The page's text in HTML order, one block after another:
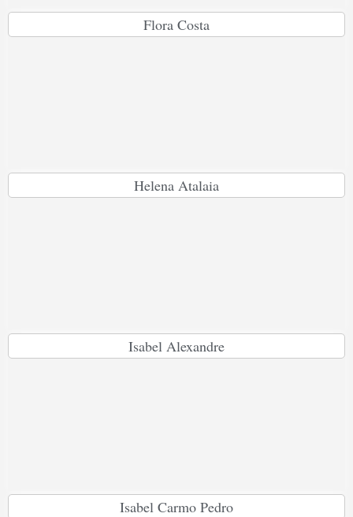
Flora Costa
Helena Atalaia
Isabel Alexandre
Isabel Carmo Pedro